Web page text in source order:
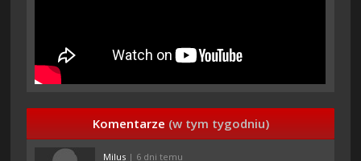
Komentarze (w tym tygodniu)
Milus | 6 dni temu